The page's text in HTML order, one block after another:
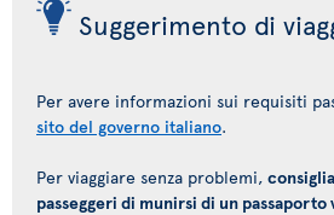
Suggerimento di
Per avere informazioni sui requisiti
sito del governo italiano.
Per viaggiare senza problemi,
passeggeri di munirsi di un passaporto